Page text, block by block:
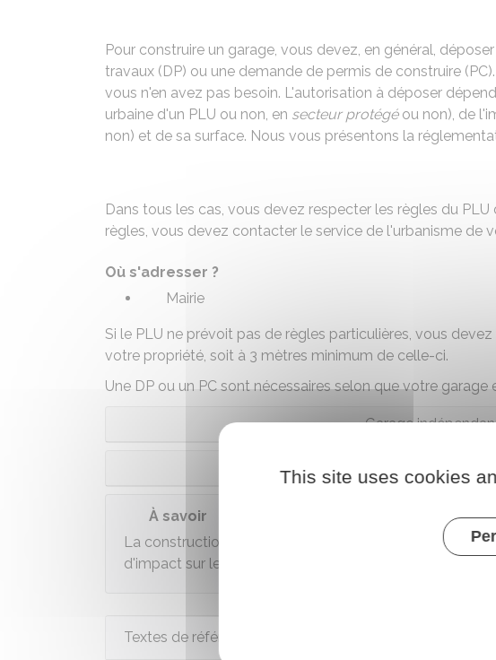
Pour construire un garage, vous devez, en général,
travaux (DP) ou une demande de permis de construire
vous n'en avez pas besoin. L'autorisation à déposer
urbaine d'un PLU ou non, en secteur protégéou non), de
non) et de sa surface. Nous vous présentons la
Dans tous les cas, vous devez respecter les règles du PLU
règles, vous devez contacter le service de l'urbanisme de
Où s'adresser ?
Mairie
Si le PLU ne prévoit pas de règles particulières, vous
votre propriété, soit à 3 mètres minimum de celle-ci.
Une DP ou un PC sont nécessaires selon que votre garage
Garage
Garage accolé et communicant
À savoir
La construction d'un garage engendre le paiement
d'impact sur le sous-sol, d'une
Textes de référence
This site uses cookies